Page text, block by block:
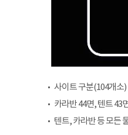
사이트 구분(104개소)
카라반 44면, 텐트 43
텐트, 카라반 등 모든